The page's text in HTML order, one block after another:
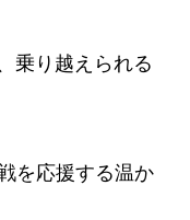
乗り越えられる
を応援する温か